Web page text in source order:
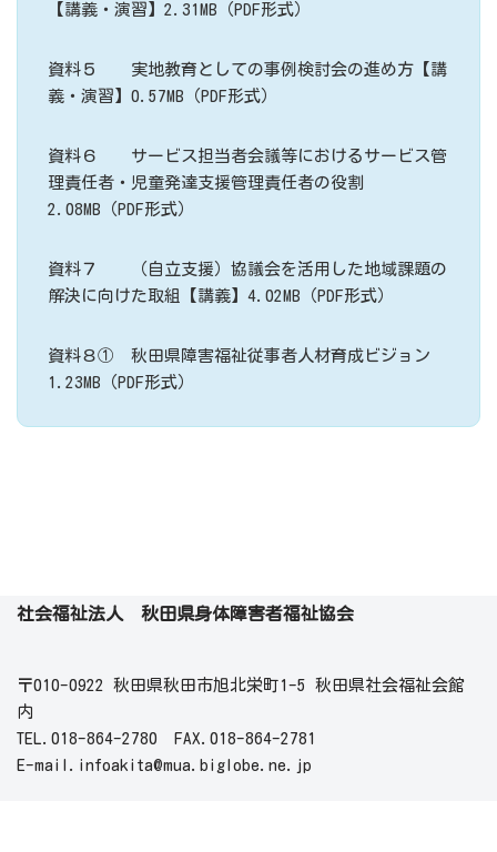
【講義・演習】2.31MB（PDF形式）
資料５ 実地教育としての事例検討会の進め方【講
義・演習】0.57MB（PDF形式）
資料６ サービス担当者会議等におけるサービス管
理責任者・児童発達支援管理責任者の役割
2.08MB（PDF形式）
資料７ （自立支援）協議会を活用した地域課題の
解決に向けた取組【講義】4.02MB（PDF形式）
資料８① 秋田県障害福祉従事者人材育成ビジョン
1.23MB（PDF形式）
社会福祉法人 秋田県身体障害者福祉協会
〒010-0922 秋田県秋田市旭北栄町1-5 秋田県社会福祉会館
内
TEL.018-864-2780 FAX.018-864-2781
E-mail.infoakita@mua.biglobe.ne.jp